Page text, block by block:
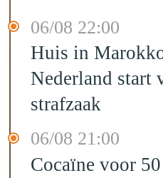
06/08 22:00
Huis in
Nederland start
strafzaak
06/08 21:00
Cocaïne voor